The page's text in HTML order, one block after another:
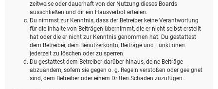
zeitweise oder dauerhaft von der Nutzung dieses Boards
ausschließen und dir ein Hausverbot erteilen.
Du nimmst zur Kenntnis, dass der Betreiber keine Verantwortung
für die Inhalte von Beiträgen übernimmt, die er nicht selbst erstellt
hat oder die er nicht zur Kenntnis genommen hat. Du gestattest
dem Betreiber, dein Benutzerkonto, Beiträge und Funktionen
jederzeit zu löschen oder zu sperren.
Du gestattest dem Betreiber darüber hinaus, deine Beiträge
abzuändern, sofern sie gegen o. g. Regeln verstoßen oder geeignet
sind, dem Betreiber oder einem Dritten Schaden zuzufügen.